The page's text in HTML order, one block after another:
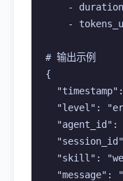
-
-
# 输出示例
{
"level":
"agent_id":
"skill":
"message":